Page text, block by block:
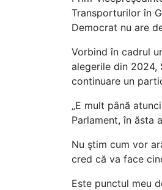
Transporturilor în
Democrat nu are
Vorbind în cadrul
alegerile din 2024,
continuare un
„E mult până
Parlament, în ăsta
Nu ştim cum vor
cred că va face
Este punctul meu